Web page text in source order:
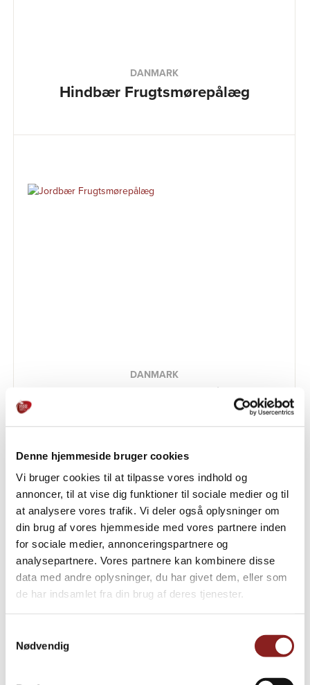
Denne hjemmeside bruger cookies
Vi bruger cookies til at tilpasse vores indhold og
annoncer, til at vise dig funktioner til sociale medier og til
at analysere vores trafik. Vi deler også oplysninger om
din brug af vores hjemmeside med vores partnere inden
for sociale medier, annonceringspartnere og
analysepartnere. Vores partnere kan kombinere disse
data med andre oplysninger, du har givet dem, eller som
de har indsamlet fra din brug af deres tjenester.
Nødvendig
DANMARK
Hindbær Frugtsmørepålæg
DANMARK
Jordbær Frugtsmørepålæg